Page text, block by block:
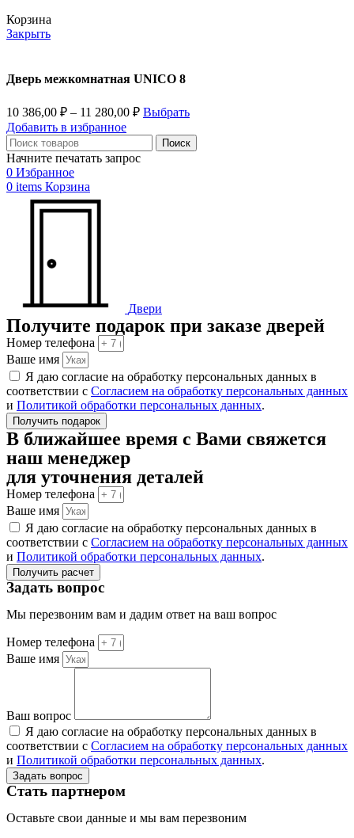
Корзина
Закрыть
Дверь межкомнатная UNICO 8
10 386,00 ₽ – 11 280,00 ₽ Выбрать
Добавить в избранное
Поиск
Начните печатать запрос
0 Избранное
0 items Корзина
Двери
Получите подарок при заказе дверей
Номер телефона
Ваше имя
Я даю согласие на обработку персональных данных в
соответствии с Согласием на обработку персональных данных
и Политикой обработки персональных данных.
Получить подарок
В ближайшее время с Вами свяжется
наш менеджер
для уточнения деталей
Номер телефона
Ваше имя
Я даю согласие на обработку персональных данных в
соответствии с Согласием на обработку персональных данных
и Политикой обработки персональных данных.
Получить расчет
Задать вопрос
Мы перезвоним вам и дадим ответ на ваш вопрос
Номер телефона
Ваше имя
Ваш вопрос
Я даю согласие на обработку персональных данных в
соответствии с Согласием на обработку персональных данных
и Политикой обработки персональных данных.
Задать вопрос
Стать партнером
Оставьте свои данные и мы вам перезвоним